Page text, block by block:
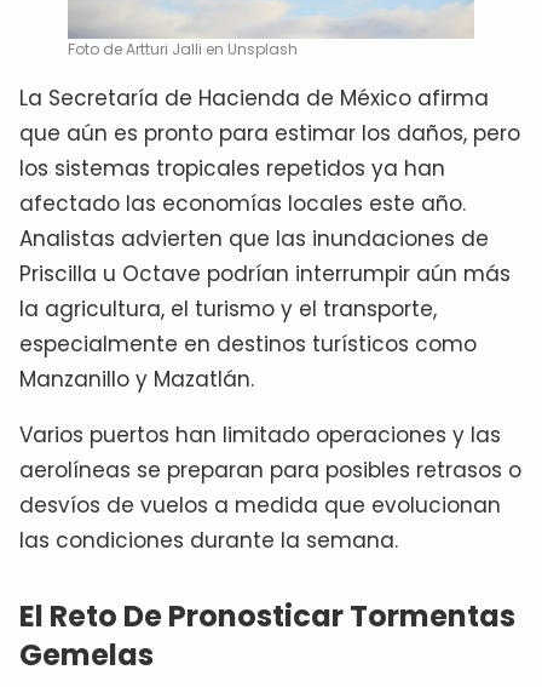
Foto de Artturi Jalli en Unsplash
La Secretaría de Hacienda de México afirma
que aún es pronto para estimar los daños, pero
los sistemas tropicales repetidos ya han
afectado las economías locales este año.
Analistas advierten que las inundaciones de
Priscilla u Octave podrían interrumpir aún más
la agricultura, el turismo y el transporte,
especialmente en destinos turísticos como
Manzanillo y Mazatlán.
Varios puertos han limitado operaciones y las
aerolíneas se preparan para posibles retrasos o
desvíos de vuelos a medida que evolucionan
las condiciones durante la semana.
El Reto De Pronosticar Tormentas
Gemelas